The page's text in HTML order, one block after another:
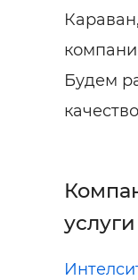
Будем
услуги